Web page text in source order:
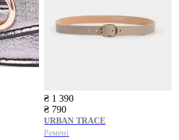
₴ 1 390
₴ 790
URBAN TRACE
Ремені